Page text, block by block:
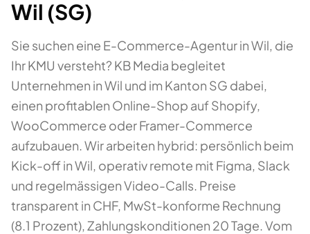
Wil (SG)
Sie suchen eine E-Commerce-Agentur in Wil, die
Ihr KMU versteht? KB Media begleitet
Unternehmen in Wil und im Kanton SG dabei,
einen profitablen Online-Shop auf Shopify,
WooCommerce oder Framer-Commerce
aufzubauen. Wir arbeiten hybrid: persönlich beim
Kick-off in Wil, operativ remote mit Figma, Slack
und regelmässigen Video-Calls. Preise
transparent in CHF, MwSt-konforme Rechnung
(8.1 Prozent), Zahlungskonditionen 20 Tage. Vom